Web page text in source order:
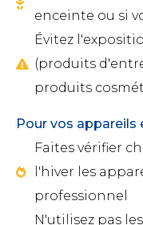
enceinte ou si
Évitez
(produits
produits
Pour vos appareils
Faites vérifier
l'hiver les
professionnel
N'utilisez pas